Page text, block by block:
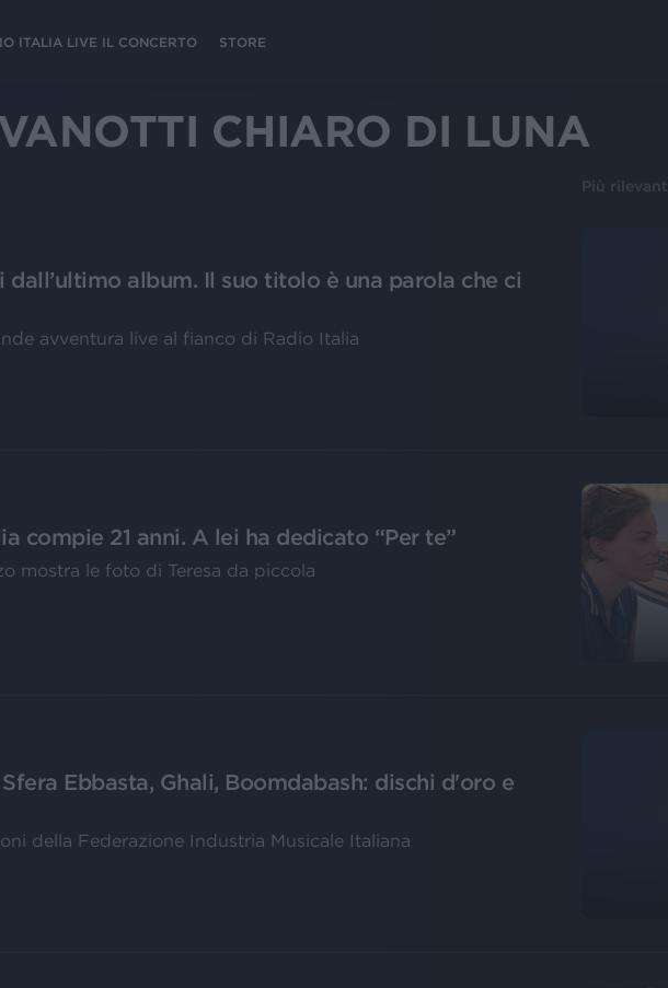
ITALIA LIVE IL CONCERTO STORE
CHIARO DI LUNA
Più rilevanti
dall’ultimo album. Il suo titolo è una parola che ci
avventura live al fianco di Radio Italia
compie 21 anni. A lei ha dedicato “Per te”
mostra le foto di Teresa da piccola
Ebbasta, Ghali, Boomdabash: dischi d'oro e
della Federazione Industria Musicale Italiana